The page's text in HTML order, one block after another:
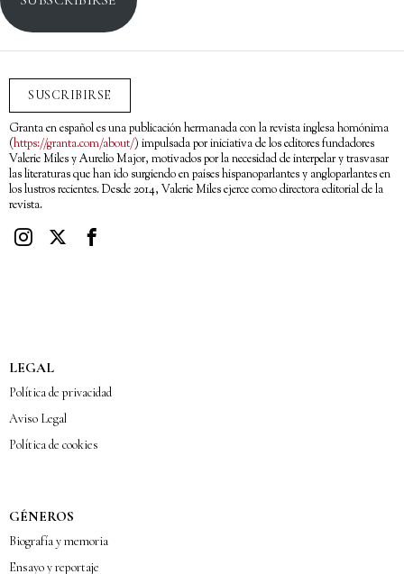
SUSCRIBIRSE
Granta en español es una publicación hermanada con la revista inglesa homónima
(https://granta.com/about/) impulsada por iniciativa de los editores fundadores
Valerie Miles y Aurelio Major, motivados por la necesidad de interpelar y trasvasar
las literaturas que han ido surgiendo en países hispanoparlantes y angloparlantes en
los lustros recientes. Desde 2014, Valerie Miles ejerce como directora editorial de la
revista.
LEGAL
Política de privacidad
Aviso Legal
Política de cookies
GÉNEROS
Biografía y memoria
Ensayo y reportaje